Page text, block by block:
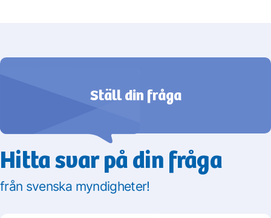
Ställ din fråga
Hitta svar på din fråga
från svenska myndigheter!